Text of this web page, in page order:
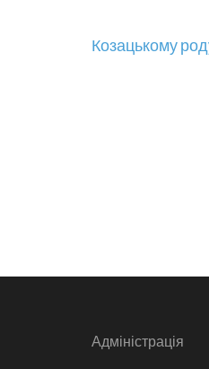
Навігація
Козацькому
Адміністрація